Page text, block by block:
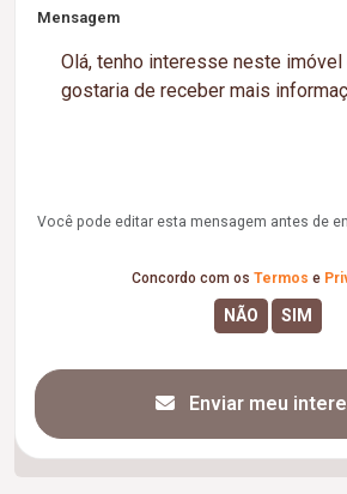
Mensagem
Você pode editar esta mensagem antes de
Concordo com os Termos e
Enviar meu